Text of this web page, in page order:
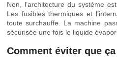
Non, l’architecture du système
Les fusibles thermiques et
toute surchauffe. La machine
sécurisée une fois le liquide
Comment éviter que